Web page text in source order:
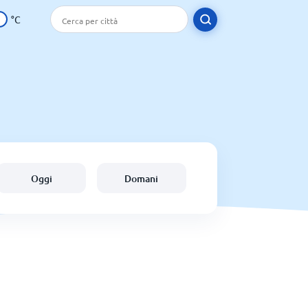
°C
Oggi Domani